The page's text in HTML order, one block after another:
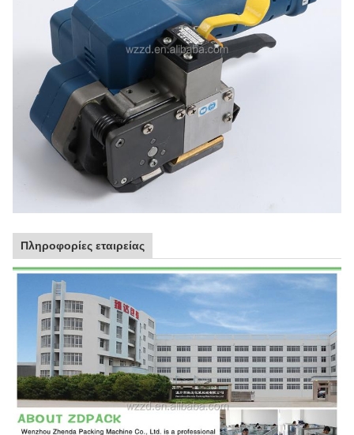
Πληροφορίες εταιρείας